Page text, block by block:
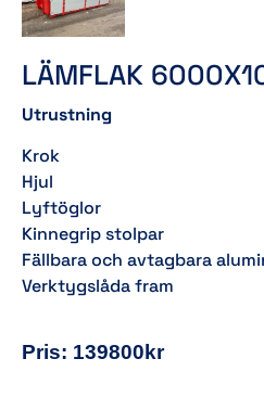
LÄMFLAK
Utrustning
Krok
Hjul
Lyftöglor
Kinnegrip stolpar
Fällbara och avtagbara
Verktygslåda fram
Pris: 139800kr